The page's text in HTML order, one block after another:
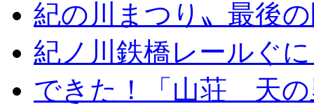
紀の川まつり〟最後
紀ノ川鉄橋レールぐ
できた！「山荘 天の